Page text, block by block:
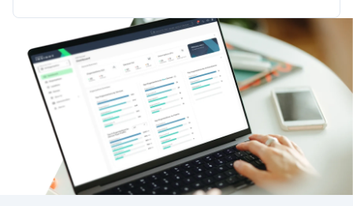
Insight cloud-managed; no local
controller needed
Seamless mesh with NETGEAR Insight
APs
Compatible with WiFi 6/5/4 legacy
devices